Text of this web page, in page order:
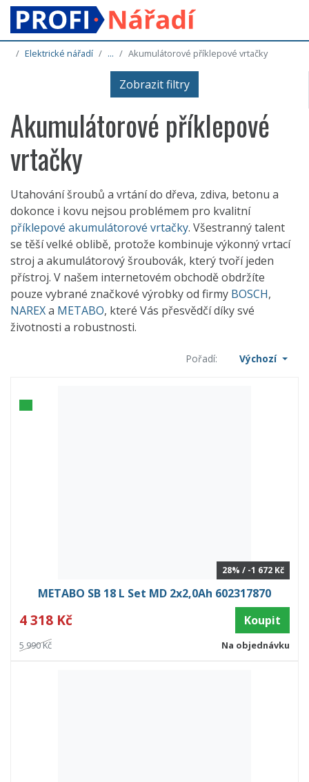
Elektrické nářadí ... Akumulátorové příklepové vrtačky
Zobrazit filtry
Akumulátorové příklepové
vrtačky
Utahování šroubů a vrtání do dřeva, zdiva, betonu a
dokonce i kovu nejsou problémem pro kvalitní
příklepové akumulátorové vrtačky. Všestranný talent
se těší velké oblibě, protože kombinuje výkonný vrtací
stroj a akumulátorový šroubovák, který tvoří jeden
přístroj. V našem internetovém obchodě obdržíte
pouze vybrané značkové výrobky od firmy BOSCH,
NAREXa METABO, které Vás přesvědčí díky své
životnosti a robustnosti.
Pořadí: Výchozí
28% / -1 672 Kč
METABO SB 18 L Set MD 2x2,0Ah 602317870
4 318 Kč Koupit
5 990 Kč Na objednávku